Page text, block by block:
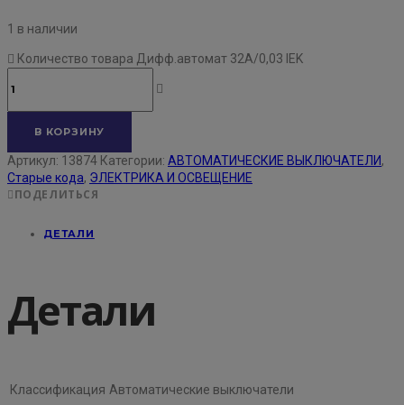
1 в наличии
Количество товара Дифф.автомат 32А/0,03 IEK
В КОРЗИНУ
Артикул: 13874 Категории: АВТОМАТИЧЕСКИЕ ВЫКЛЮЧАТЕЛИ,
Старые кода, ЭЛЕКТРИКА И ОСВЕЩЕНИЕ
ПОДЕЛИТЬСЯ
ДЕТАЛИ
Детали
Классификация Автоматические выключатели